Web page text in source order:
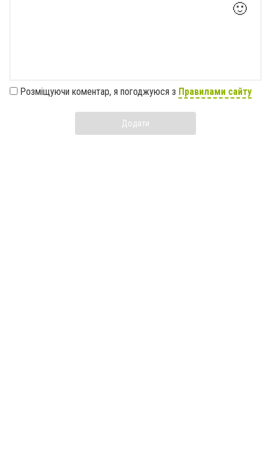
🙂
Розміщуючи коментар, я погоджуюся з Правилами сайту
Додати